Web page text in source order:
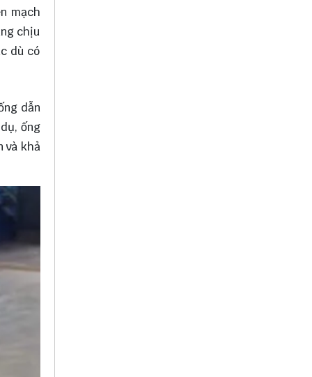
mạch
chịu
dù có
dẫn
ống
và khả